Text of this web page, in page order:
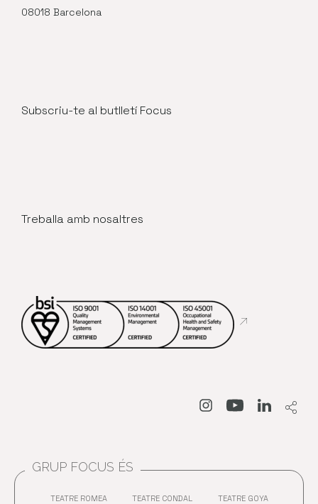
08018 Barcelona
Subscriu-te al butlletí Focus
Treballa amb nosaltres
Abre en nueva
Abre en nueva
Abre en
GRUP FOCUS ÉS
TEATRE ROMEA TEATRE CONDAL TEATRE GOYA